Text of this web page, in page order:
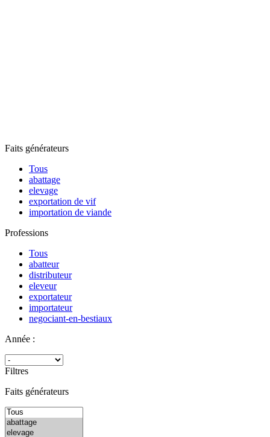
Faits générateurs
Tous
abattage
elevage
exportation de vif
importation de viande
Professions
Tous
abatteur
distributeur
eleveur
exportateur
importateur
negociant-en-bestiaux
Année :
Filtres
Faits générateurs